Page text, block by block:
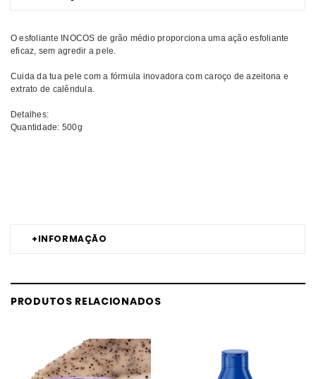
+INFORMAÇÃO
O esfoliante INOCOS de grão médio proporciona uma ação esfoliante
eficaz, sem agredir a pele.
Cuida da tua pele com a fórmula inovadora com caroço de azeitona e
extrato de calêndula.
Detalhes:
Quantidade: 500g
PRODUTOS RELACIONADOS